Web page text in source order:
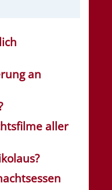
an
aller